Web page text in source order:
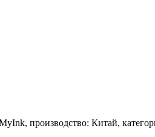
производство: Китай,